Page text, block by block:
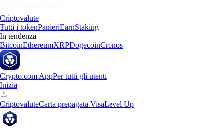
Criptovalute
Tutti i tokenPanieriEarnStaking
In tendenza
BitcoinEthereumXRPDogecoinCronos
Crypto.com AppPer tutti gli utenti
Inizia
CriptovaluteCarta prepagata VisaLevel Up